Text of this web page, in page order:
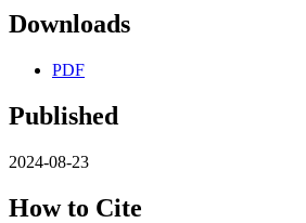
Downloads
PDF
Published
2024-08-23
How to Cite